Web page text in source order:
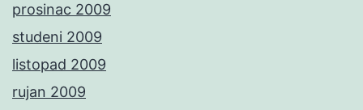
prosinac 2009
studeni 2009
listopad 2009
rujan 2009